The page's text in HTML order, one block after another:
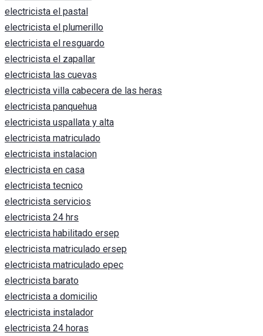
electricista el pastal
electricista el plumerillo
electricista el resguardo
electricista el zapallar
electricista las cuevas
electricista villa cabecera de las heras
electricista panquehua
electricista uspallata y alta
electricista matriculado
electricista instalacion
electricista en casa
electricista tecnico
electricista servicios
electricista 24 hrs
electricista habilitado ersep
electricista matriculado ersep
electricista matriculado epec
electricista barato
electricista a domicilio
electricista instalador
electricista 24 horas